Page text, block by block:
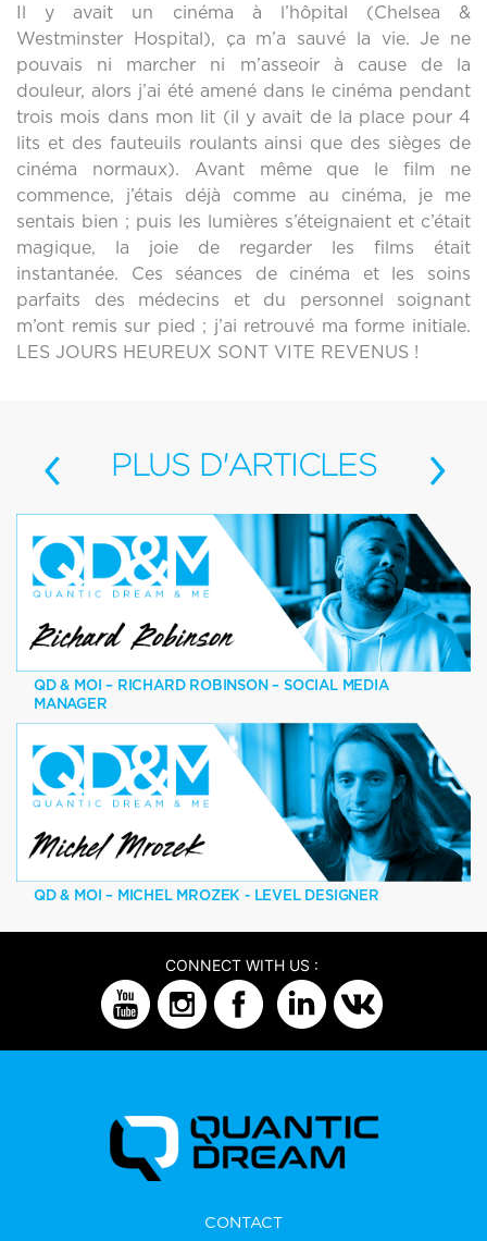
Il y avait un cinéma à l’hôpital (Chelsea &
Westminster Hospital), ça m’a sauvé la vie. Je ne
pouvais ni marcher ni m’asseoir à cause de la
douleur, alors j’ai été amené dans le cinéma pendant
trois mois dans mon lit (il y avait de la place pour 4
lits et des fauteuils roulants ainsi que des sièges de
cinéma normaux). Avant même que le film ne
commence, j’étais déjà comme au cinéma, je me
sentais bien ; puis les lumières s’éteignaient et c’était
magique, la joie de regarder les films était
instantanée. Ces séances de cinéma et les soins
parfaits des médecins et du personnel soignant
m’ont remis sur pied ; j’ai retrouvé ma forme initiale.
LES JOURS HEUREUX SONT VITE REVENUS !
QD & MOI – RICHARD ROBINSON – SOCIAL MEDIA
MANAGER
‹ PLUS D'ARTICLES ›
QD & MOI – MICHEL MROZEK - LEVEL DESIGNER
CONNECT WITH US :
CONTACT